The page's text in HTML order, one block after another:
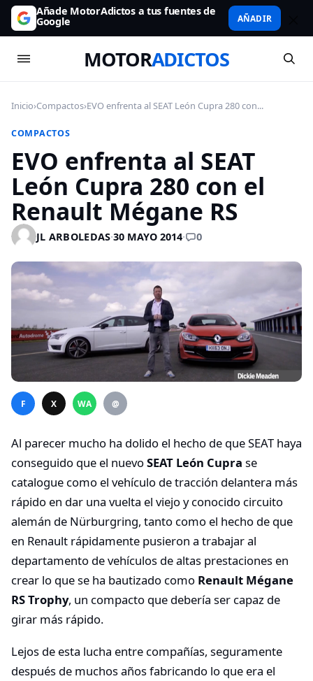
Añade MotorAdictos a tus fuentes de
Google AÑADIR
MOTORADICTOS
Inicio›Compactos›EVO enfrenta al SEAT León Cupra 280 con...
COMPACTOS
EVO enfrenta al SEAT
León Cupra 280 con el
Renault Mégane RS
JL ARBOLEDAS·30 MAYO 2014· 0
F X WA @
Al parecer mucho ha dolido el hecho de que SEAT haya
conseguido que el nuevoSEAT León Cupra se
catalogue como el vehículo de tracción delantera más
rápido en dar una vuelta el viejo y conocido circuito
alemán de Nürburgring, tanto como el hecho de que
en Renault rápidamente pusieron a trabajar al
departamento de vehículos de altas prestaciones en
crear lo que se ha bautizado como Renault Mégane
RS Trophy, un compacto que debería ser capaz de
girar más rápido.
Lejos de esta lucha entre compañías, seguramente
después de muchos años fabricando lo que era el